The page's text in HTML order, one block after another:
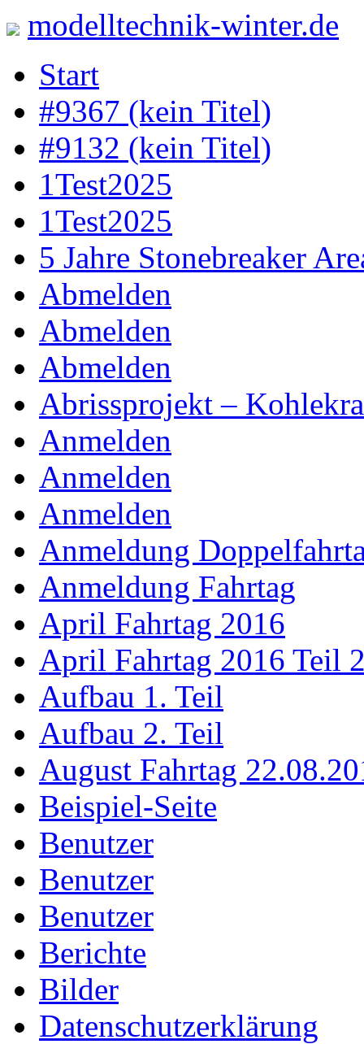
modelltechnik-winter.de
to
contentStart
#9367 (kein Titel)
#9132 (kein Titel)
1Test2025
1Test2025
5 Jahre Stonebreaker
Abmelden
Abmelden
Abmelden
Abrissprojekt –
Anmelden
Anmelden
Anmelden
Anmeldung
Anmeldung Fahrtag
April Fahrtag 2016
April Fahrtag 2016 Teil
Aufbau 1. Teil
Aufbau 2. Teil
August Fahrtag
Beispiel-Seite
Benutzer
Benutzer
Benutzer
Berichte
Bilder
Datenschutzerklärung